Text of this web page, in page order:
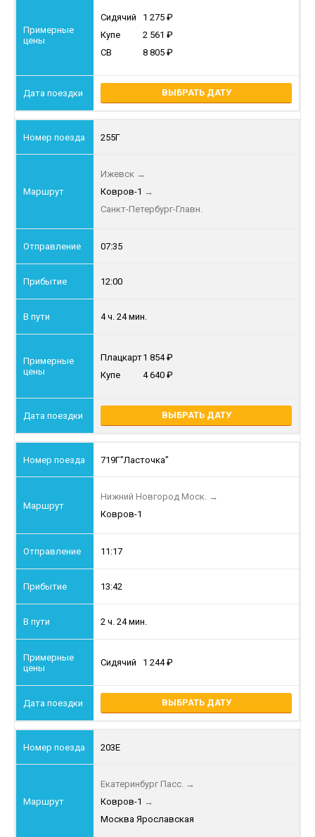
Сидячий
1 275
Купе
2 561
СВ
8 805
ВЫБРАТЬ ДАТУ
255Г
Ижевск →
Ковров-1 →
Санкт-Петербург-Главн.
07:35
12:00
4 ч. 24 мин.
Плацкарт1 854
Купе
4 640
ВЫБРАТЬ ДАТУ
719Г"Ласточка"
Нижний Новгород Моск. →
Ковров-1
11:17
13:42
2 ч. 24 мин.
Сидячий 1 244
ВЫБРАТЬ ДАТУ
203Е
Екатеринбург Пасс. →
Ковров-1 →
Москва Ярославская